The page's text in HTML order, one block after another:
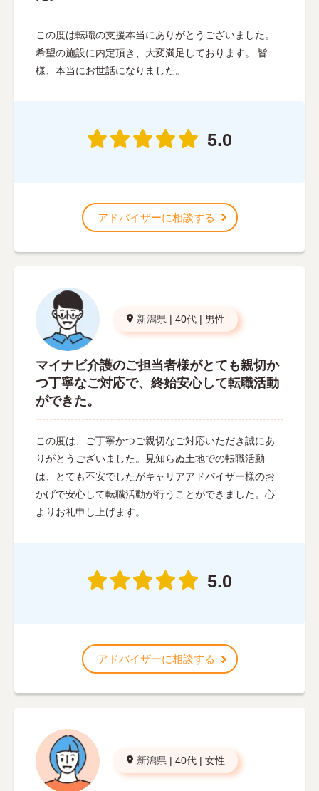
この度は転職の支援本当にありがとうございました。
希望の施設に内定頂き、大変満足しております。 皆
様、本当にお世話になりました。
5.0
アドバイザーに相談する
新潟県 | 40代 | 男性
マイナビ介護のご担当者様がとても親切か
つ丁寧なご対応で、終始安心して転職活動
ができた。
この度は、ご丁寧かつご親切なご対応いただき誠にあ
りがとうございました。見知らぬ土地での転職活動
は、とても不安でしたがキャリアアドバイザー様のお
かげで安心して転職活動が行うことができました。心
よりお礼申し上げます。
5.0
アドバイザーに相談する
新潟県 | 40代 | 女性